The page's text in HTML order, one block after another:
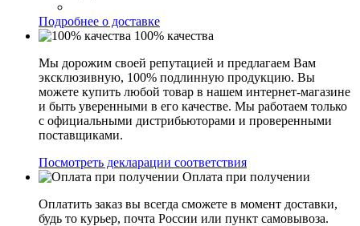
Подробнее о доставке
100% качества
Мы дорожим своей репутацией и предлагаем Вам
эксклюзивную, 100% подлинную продукцию. Вы
можете купить любой товар в нашем интернет-магазине
и быть уверенными в его качестве. Мы работаем только
с официальными дистрибьюторами и проверенными
поставщиками.
Посмотреть декларации соответствия
Оплата при получении
Оплатить заказ вы всегда сможете в момент доставки,
будь то курьер, почта России или пункт самовывоза.